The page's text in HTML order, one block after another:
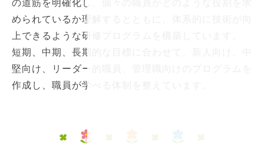
の道筋を明確化し、個々の職員がどのような役割を求
められているか理解するとともに、体系的に技術が向
上できるような研修プログラムを構築しています。
短期、中期、長期的な目標に合わせて、新人向け、中
堅向け、リーダー的職員、管理職向けのプログラムを
作成し、職員が学べる体制を整えています。